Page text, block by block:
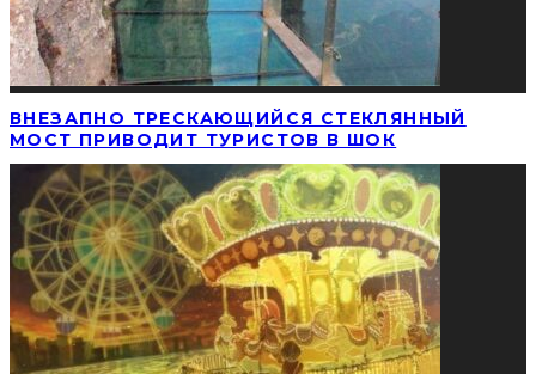
ВНЕЗАПНО ТРЕСКАЮЩИЙСЯ СТЕКЛЯННЫЙ
МОСТ ПРИВОДИТ ТУРИСТОВ В ШОК